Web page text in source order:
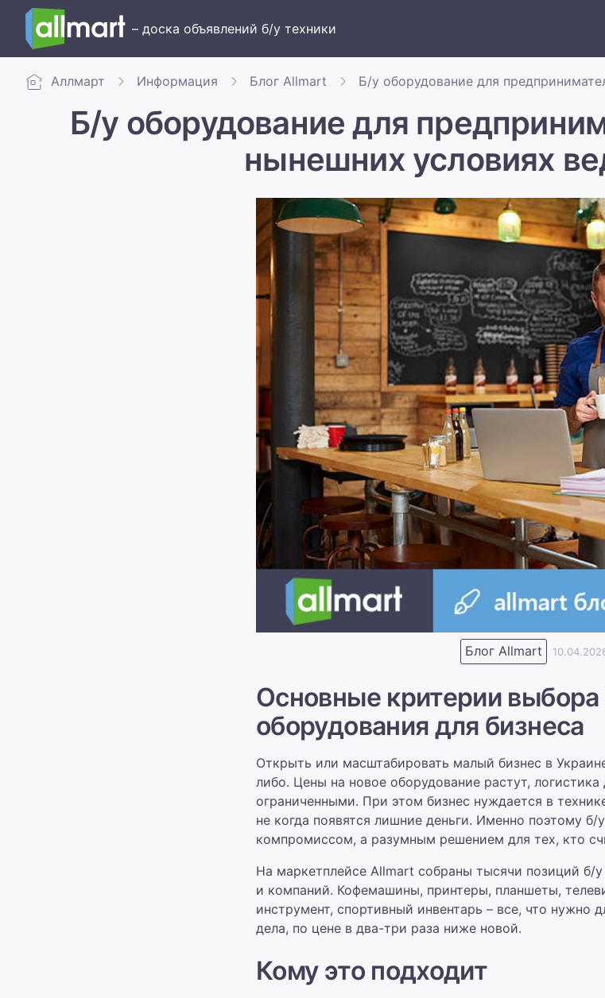
– доска объявлений б/у техники
Аллмарт Информация Блог Allmart Б/у оборудование для
Б/у оборудование для
нынешних условиях
Блог Allmart
Основные критерии выбора
оборудования для бизнеса
Открыть или масштабировать малый бизнес в
либо. Цены на новое оборудование растут,
ограниченными. При этом бизнес нуждается в
не когда появятся лишние деньги. Именно поэтому б/
компромиссом, а разумным решением для тех, кто
На маркетплейсе Allmart собраны тысячи позиций б/
и компаний. Кофемашины, принтеры, планшеты,
инструмент, спортивный инвентарь – все, что нужно
дела, по цене в два-три раза ниже новой.
Кому это подходит